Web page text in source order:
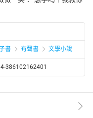
書 有聲書 文學小說
386102162401